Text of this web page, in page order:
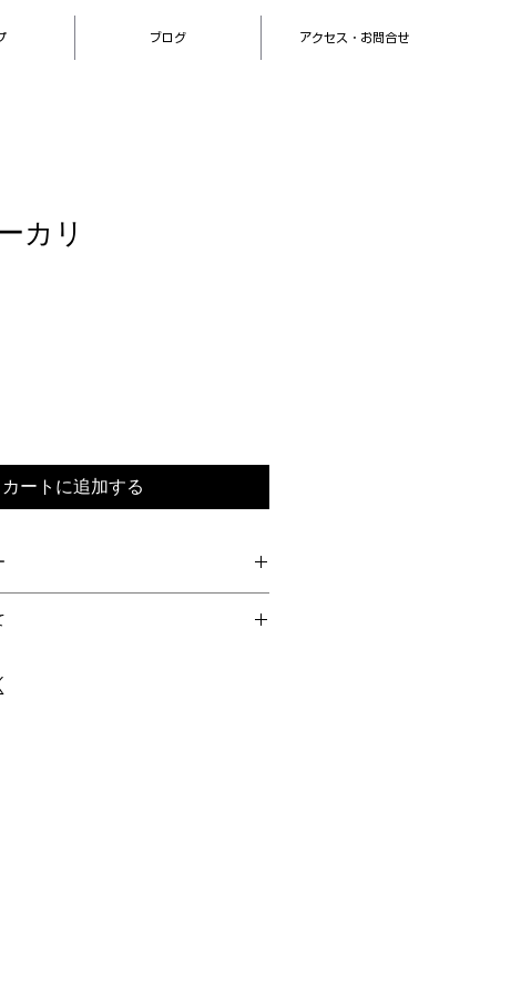
ブログ アクセス・お問合せ
カリ
カートに追加する
ることが可能です。
で、ご注意ください。
商品
万円以下の場合、一律600円いただ